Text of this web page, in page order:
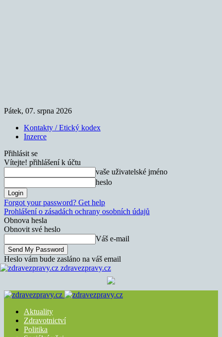
Pátek, 07. srpna 2026
Kontakty / Etický kodex
Inzerce
Přihlásit se
Vítejte! přihlášení k účtu
vaše uživatelské jméno
heslo
Forgot your password? Get help
Prohlášení o zásadách ochrany osobních údajů
Obnova hesla
Obnovit své heslo
Váš e-mail
Heslo vám bude zasláno na váš email
zdravezpravy.cz
Aktuality
Zdravotnictví
Politika